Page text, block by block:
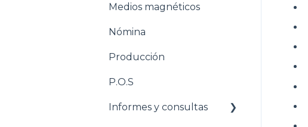
Tesorería
Pasos para configurar la
Medios magnéticos
Nómina
Producción
P.O.S
Informes y consultas